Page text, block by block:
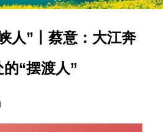
人”丨蔡意：大江奔
的“摆渡人”